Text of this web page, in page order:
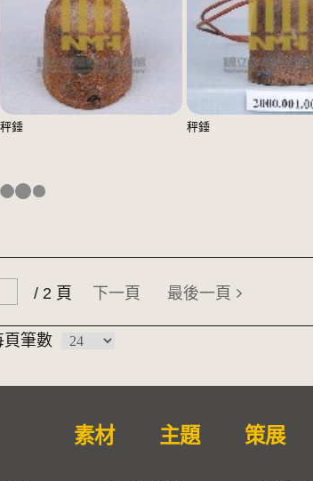
秤錘 秤錘
/ 2 頁 下一頁 最後一頁
頁筆數
素材 主題 策展